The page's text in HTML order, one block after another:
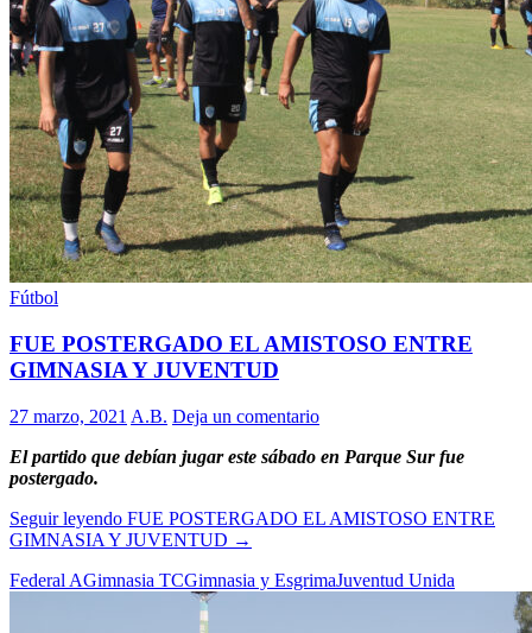
Fútbol
FUE POSTERGADO EL AMISTOSO ENTRE
GIMNASIA Y JUVENTUD
27 marzo, 2021 A.B. Deja un comentario
El partido que debían jugar este sábado en Parque Sur fue
postergado.
Seguir leyendo FUE POSTERGADO EL AMISTOSO ENTRE
GIMNASIA Y JUVENTUD →
Federal AGimnasia TCGimnasia y EsgrimaJuventud Unida